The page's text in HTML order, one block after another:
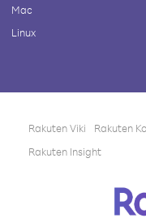
Mac
Linux
Rakuten Viki Rakuten
Rakuten Insight